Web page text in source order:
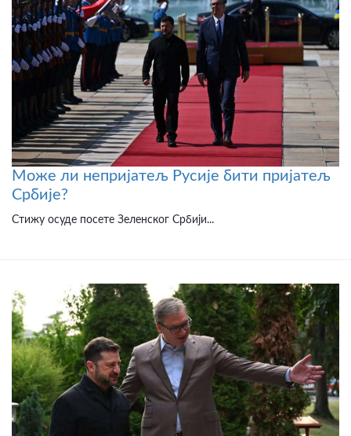
Може ли непријатељ Русије бити пријатељ
Србије?
Стижу осуде посете Зеленског Србији...